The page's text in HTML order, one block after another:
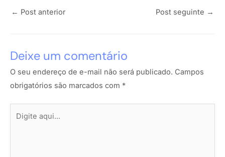
← Post anterior Post seguinte →
Deixe um comentário
O seu endereço de e-mail não será publicado. Campos
obrigatórios são marcados com *